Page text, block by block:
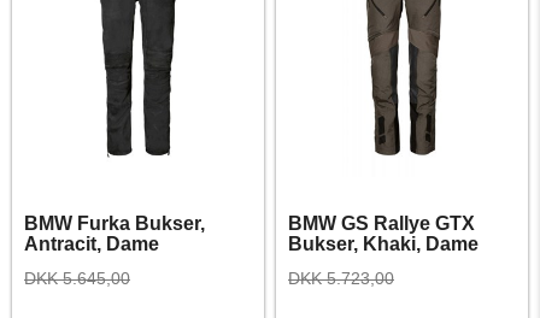
BMW Furka Bukser,
Antracit, Dame
DKK 5.645,00
BMW GS Rallye GTX
Bukser, Khaki, Dame
DKK 5.723,00